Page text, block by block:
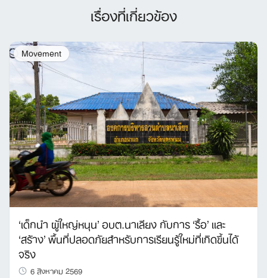
เรื่องที่เกี่ยวข้อง
Movement
‘เด็กนำ ผู้ใหญ่หนุน’ อบต.นาเลียง กับการ ‘รื้อ’ และ
‘สร้าง’ พื้นที่ปลอดภัยสำหรับการเรียนรู้ใหม่ที่เกิดขึ้นได้
จริง
6 สิงหาคม 2569